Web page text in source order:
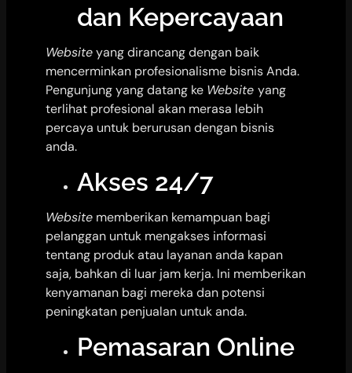
dan Kepercayaan
Websiteyang dirancang dengan baik
mencerminkan profesionalisme bisnis Anda.
Pengunjung yang datang ke Website yang
terlihat profesional akan merasa lebih
percaya untuk berurusan dengan bisnis
anda.
Akses 24/7
Website memberikan kemampuan bagi
pelanggan untuk mengakses informasi
tentang produk atau layanan anda kapan
saja, bahkan di luar jam kerja. Ini memberikan
kenyamanan bagi mereka dan potensi
peningkatan penjualan untuk anda.
Pemasaran Online